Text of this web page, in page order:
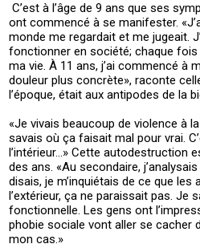
C’est à l’âge de 9 ans que ses
ont commencé à se manifester.
monde me regardait et me jugeait.
fonctionner en société; chaque
ma vie. À 11 ans, j’ai commencé à
douleur plus concrète», raconte
l’époque, était aux antipodes de la
«Je vivais beaucoup de violence à
savais où ça faisait mal pour vrai.
l’intérieur…» Cette autodestruction
des ans. «Au secondaire,
disais, je m’inquiétais de ce que les
l’extérieur, ça ne paraissait pas. Je
fonctionnelle. Les gens ont
phobie sociale vont aller se cacher
mon cas.»